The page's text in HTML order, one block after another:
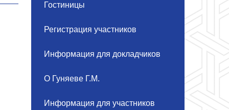
Гостиницы
Регистрация участников
Информация для докладчиков
О Гуняеве Г.М.
Информация для участников